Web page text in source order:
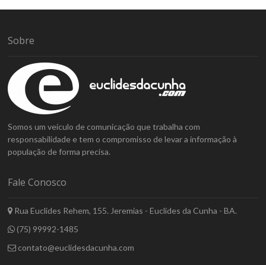
Sobre
Somos um veículo de comunicação que trabalha com
responsabilidade e tem o compromisso de levar a informação à
população de forma precisa.
Fale Conosco
Rua Euclides Rehem, 155. Jeremias - Euclides da Cunha - BA.
(75) 99992-1485
contato@euclidesdacunha.com